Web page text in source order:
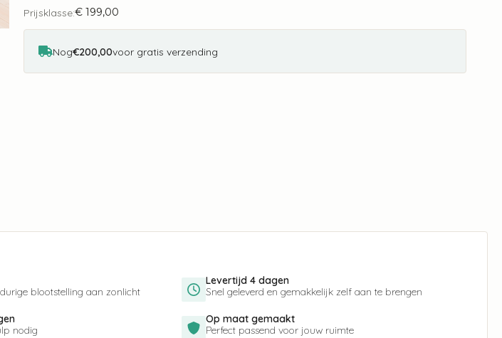
Walls
CW6037-
aantal
Prijsklasse:€ 199,00
Nog€200,00voor gratis verzending
blootstelling aan zonlicht
Levertijd 4 dagen
Snel geleverd en gemakkelijk zelf aan te brengen
nodig
Op maat gemaakt
Perfect passend voor jouw ruimte